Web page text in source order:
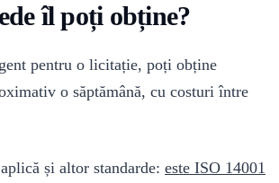
îl poți obține?
pentru o licitație, poți obține
o săptămână, cu costuri între
și altor standarde: este ISO 14001